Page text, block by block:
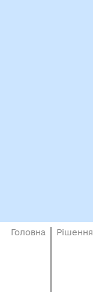
Головна Рішення